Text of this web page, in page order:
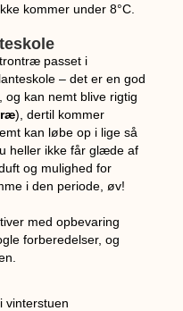
kommer under 8°C.
passet i
– det er en god
kan nemt blive rigtig
), dertil kommer
kan løbe op i lige så
heller ikke får glæde af
og mulighed for
i den periode, øv!
med opbevaring
forberedelser, og